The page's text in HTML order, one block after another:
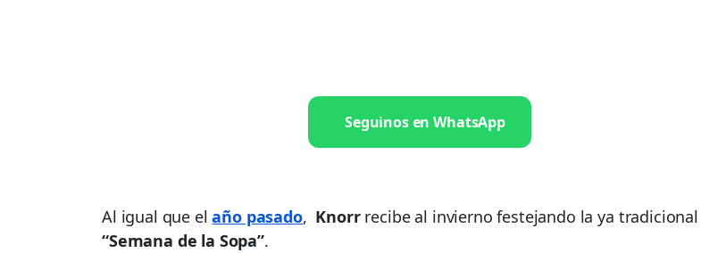
Seguinos en WhatsApp
Al igual que elaño pasado, Knorr recibe al invierno festejando la ya tradicional
“Semana de la Sopa”.